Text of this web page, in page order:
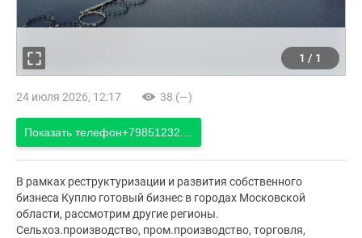
1 / 1
24 июля 2026, 12:17 38 (—)
Показать телефон+79851232....
В рамках реструктуризации и развития собственного
бизнеса Куплю готовый бизнес в городах Московской
области, рассмотрим другие регионы.
Сельхоз.производство, пром.производство, торговля,